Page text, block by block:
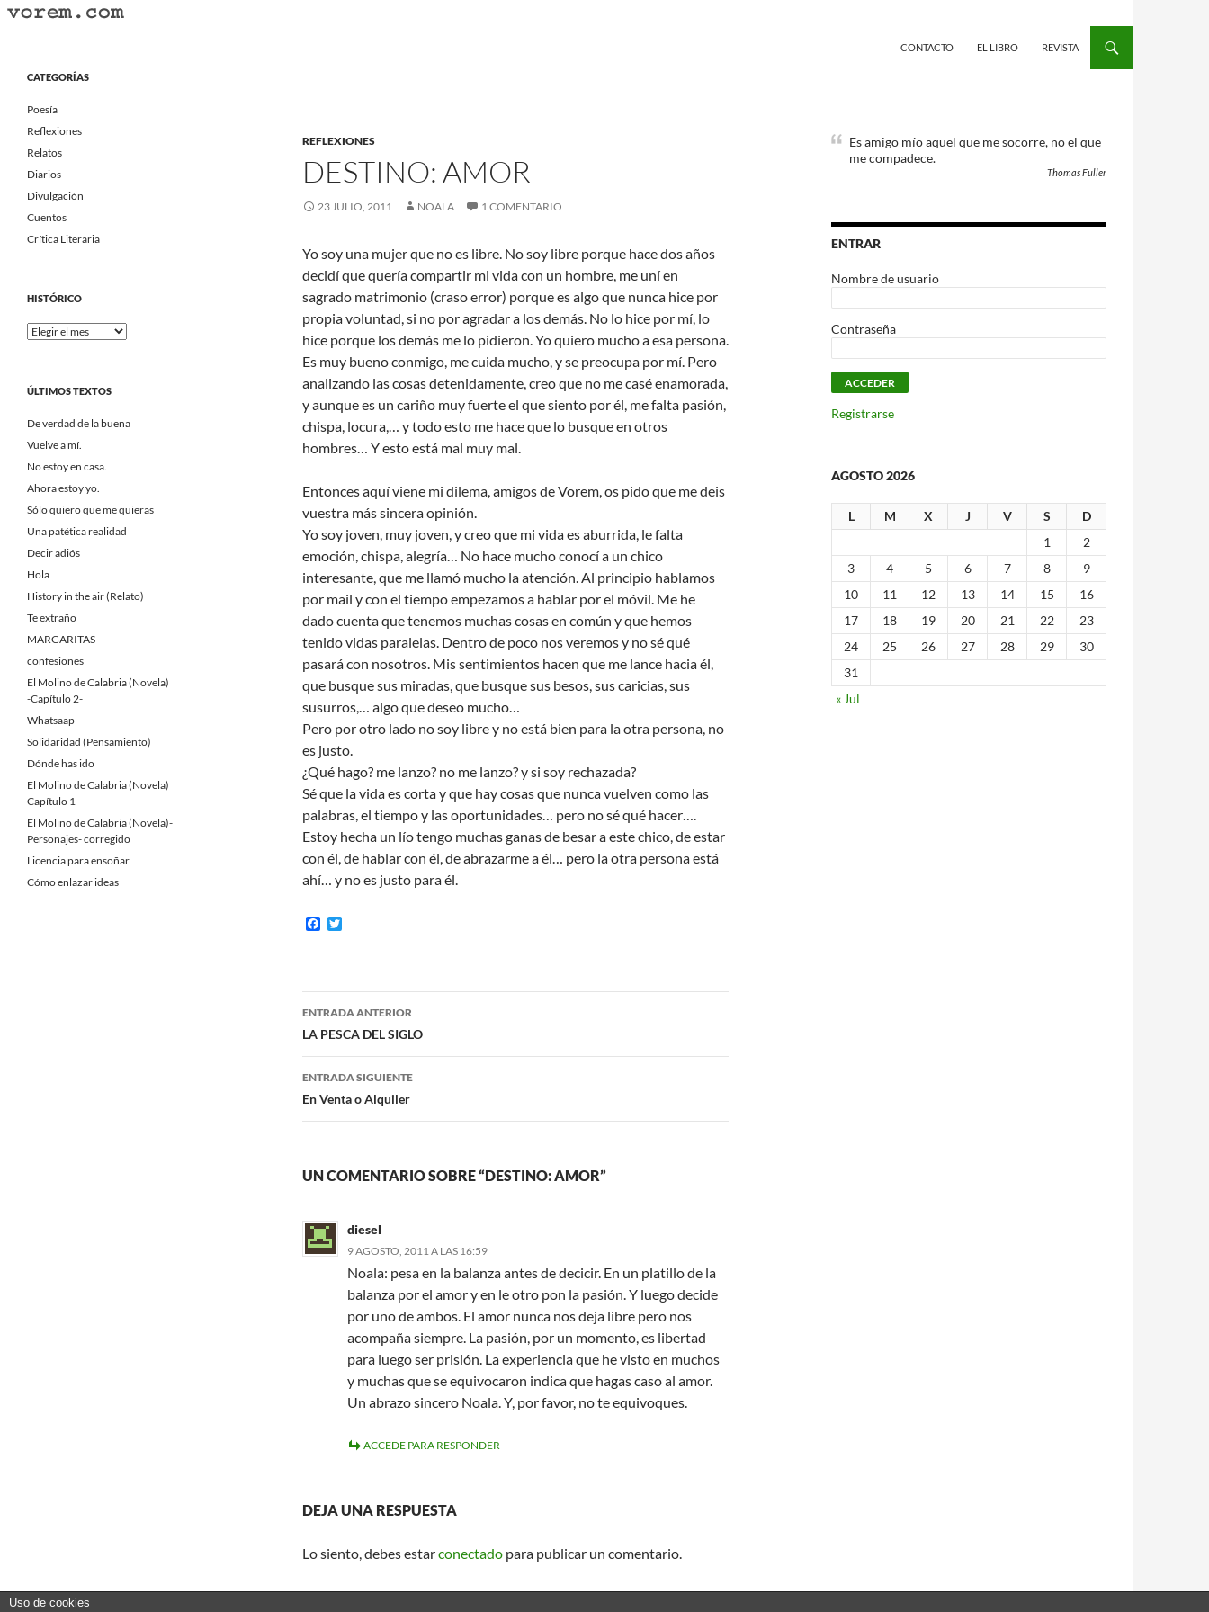
Saltar
CONTACTO EL LIBRO REVISTA
REFLEXIONES
DESTINO: AMOR
23 JULIO, 2011 NOALA 1 COMENTARIO
Yo soy una mujer que no es libre. No soy libre porque hace dos años
decidí que quería compartir mi vida con un hombre, me uní en
sagrado matrimonio (craso error) porque es algo que nunca hice por
propia voluntad, si no por agradar a los demás. No lo hice por mí, lo
hice porque los demás me lo pidieron. Yo quiero mucho a esa persona.
Es muy bueno conmigo, me cuida mucho, y se preocupa por mí. Pero
analizando las cosas detenidamente, creo que no me casé enamorada,
y aunque es un cariño muy fuerte el que siento por él, me falta pasión,
chispa, locura,… y todo esto me hace que lo busque en otros
hombres… Y esto está mal muy mal.
Entonces aquí viene mi dilema, amigos de Vorem, os pido que me deis
vuestra más sincera opinión.
Yo soy joven, muy joven, y creo que mi vida es aburrida, le falta
emoción, chispa, alegría… No hace mucho conocí a un chico
interesante, que me llamó mucho la atención. Al principio hablamos
por mail y con el tiempo empezamos a hablar por el móvil. Me he
dado cuenta que tenemos muchas cosas en común y que hemos
tenido vidas paralelas. Dentro de poco nos veremos y no sé qué
pasará con nosotros. Mis sentimientos hacen que me lance hacia él,
que busque sus miradas, que busque sus besos, sus caricias, sus
susurros,… algo que deseo mucho…
Pero por otro lado no soy libre y no está bien para la otra persona, no
es justo.
¿Qué hago? me lanzo? no me lanzo? y si soy rechazada?
Sé que la vida es corta y que hay cosas que nunca vuelven como las
palabras, el tiempo y las oportunidades… pero no sé qué hacer….
Estoy hecha un lío tengo muchas ganas de besar a este chico, de estar
con él, de hablar con él, de abrazarme a él… pero la otra persona está
ahí… y no es justo para él.
F
o
o
e
r
Navegación
de
entradas
ENTRADA ANTERIOR
LA PESCA DEL SIGLO
ENTRADA SIGUIENTE
En Venta o Alquiler
UN COMENTARIO SOBRE “DESTINO: AMOR”
diesel
9 AGOSTO, 2011 A LAS 16:59
Noala: pesa en la balanza antes de decicir. En un platillo de la
balanza por el amor y en le otro pon la pasión. Y luego decide
por uno de ambos. El amor nunca nos deja libre pero nos
acompaña siempre. La pasión, por un momento, es libertad
para luego ser prisión. La experiencia que he visto en muchos
y muchas que se equivocaron indica que hagas caso al amor.
Un abrazo sincero Noala. Y, por favor, no te equivoques.
ACCEDE PARA RESPONDER
DEJA UNA RESPUESTA
Lo siento, debes estarconectado para publicar un comentario.
Es amigo mío aquel que me socorre, no el que
me compadece.
Thomas Fuller
ENTRAR
Nombre de usuario
Contraseña
Registrarse
AGOSTO 2026
L M X J V S
D
1
2
3
4 5 6 7 8
9
10
11 12 13 14 15
16
17
18 19 20 21 22
23
24
25 26 27 28 29
30
31
« Jul
Portal Literario Independiente
CATEGORÍAS
Poesía
Reflexiones
Relatos
Diarios
Divulgación
Cuentos
Crítica Literaria
HISTÓRICO
Histórico
ÚLTIMOS TEXTOS
De verdad de la buena
Vuelve a mí.
No estoy en casa.
Ahora estoy yo.
Sólo quiero que me quieras
Una patética realidad
Decir adiós
Hola
History in the air (Relato)
Te extraño
MARGARITAS
confesiones
El Molino de Calabria (Novela)
-Capítulo 2-
Whatsaap
Solidaridad (Pensamiento)
Dónde has ido
El Molino de Calabria (Novela)
Capítulo 1
El Molino de Calabria (Novela)-
Personajes- corregido
Licencia para ensoñar
Cómo enlazar ideas
Uso de cookies